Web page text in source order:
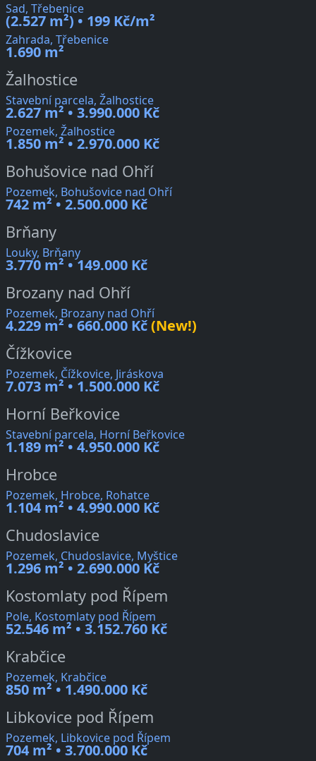
Sad, Třebenice
(2.527 m²) • 199 Kč/m²
Zahrada, Třebenice
1.690 m²
Žalhostice
Stavební parcela, Žalhostice
2.627 m² • 3.990.000 Kč
Pozemek, Žalhostice
1.850 m² • 2.970.000 Kč
Bohušovice nad Ohří
Pozemek, Bohušovice nad Ohří
742 m² • 2.500.000 Kč
Brňany
Louky, Brňany
3.770 m² • 149.000 Kč
Brozany nad Ohří
Pozemek, Brozany nad Ohří
4.229 m² • 660.000 Kč(New!)
Čížkovice
Pozemek, Čížkovice, Jiráskova
7.073 m² • 1.500.000 Kč
Horní Beřkovice
Stavební parcela, Horní Beřkovice
1.189 m² • 4.950.000 Kč
Hrobce
Pozemek, Hrobce, Rohatce
1.104 m² • 4.990.000 Kč
Chudoslavice
Pozemek, Chudoslavice, Myštice
1.296 m² • 2.690.000 Kč
Kostomlaty pod Řípem
Pole, Kostomlaty pod Řípem
52.546 m² • 3.152.760 Kč
Krabčice
Pozemek, Krabčice
850 m² • 1.490.000 Kč
Libkovice pod Řípem
Pozemek, Libkovice pod Řípem
704 m² • 3.700.000 Kč